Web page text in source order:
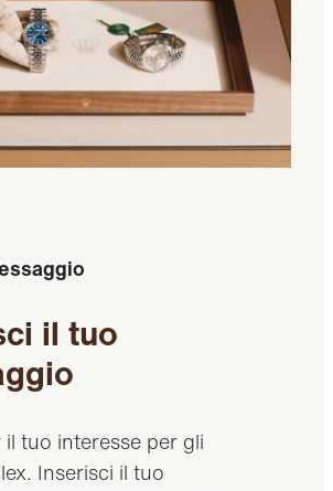
il tuo
il tuo interesse per gli
Inserisci il tuo